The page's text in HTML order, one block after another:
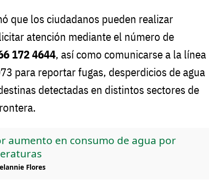
que los ciudadanos pueden realizar
atención mediante el número de
172 4644, así como comunicarse a la línea
para reportar fugas, desperdicios de agua
detectadas en distintos sectores de
aumento en consumo de agua por
Flores